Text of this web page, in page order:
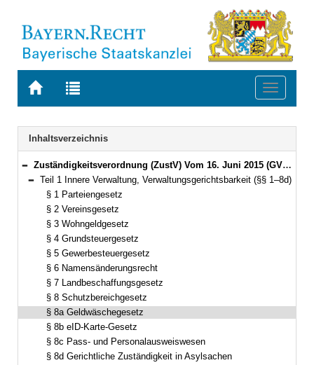
Zur
BAYERN.RECHT
Zur
letzten
Suche
Toggle
Navigation
Inhaltsverzeichnis
Bereich reduzieren
Zuständigkeitsverordnung (ZustV) Vom 16. Juni 2015 (GVBl. S. 184) BayRS 2015-1-1-V (§§ 1–100)
Bereich reduzieren
Teil 1 Innere Verwaltung, Verwaltungsgerichtsbarkeit (§§ 1–8d)
§ 1 Parteiengesetz
§ 2 Vereinsgesetz
§ 3 Wohngeldgesetz
§ 4 Grundsteuergesetz
§ 5 Gewerbesteuergesetz
§ 6 Namensänderungsrecht
§ 7 Landbeschaffungsgesetz
§ 8 Schutzbereichgesetz
§ 8a Geldwäschegesetz
§ 8b eID-Karte-Gesetz
§ 8c Pass- und Personalausweiswesen
§ 8d Gerichtliche Zuständigkeit in Asylsachen